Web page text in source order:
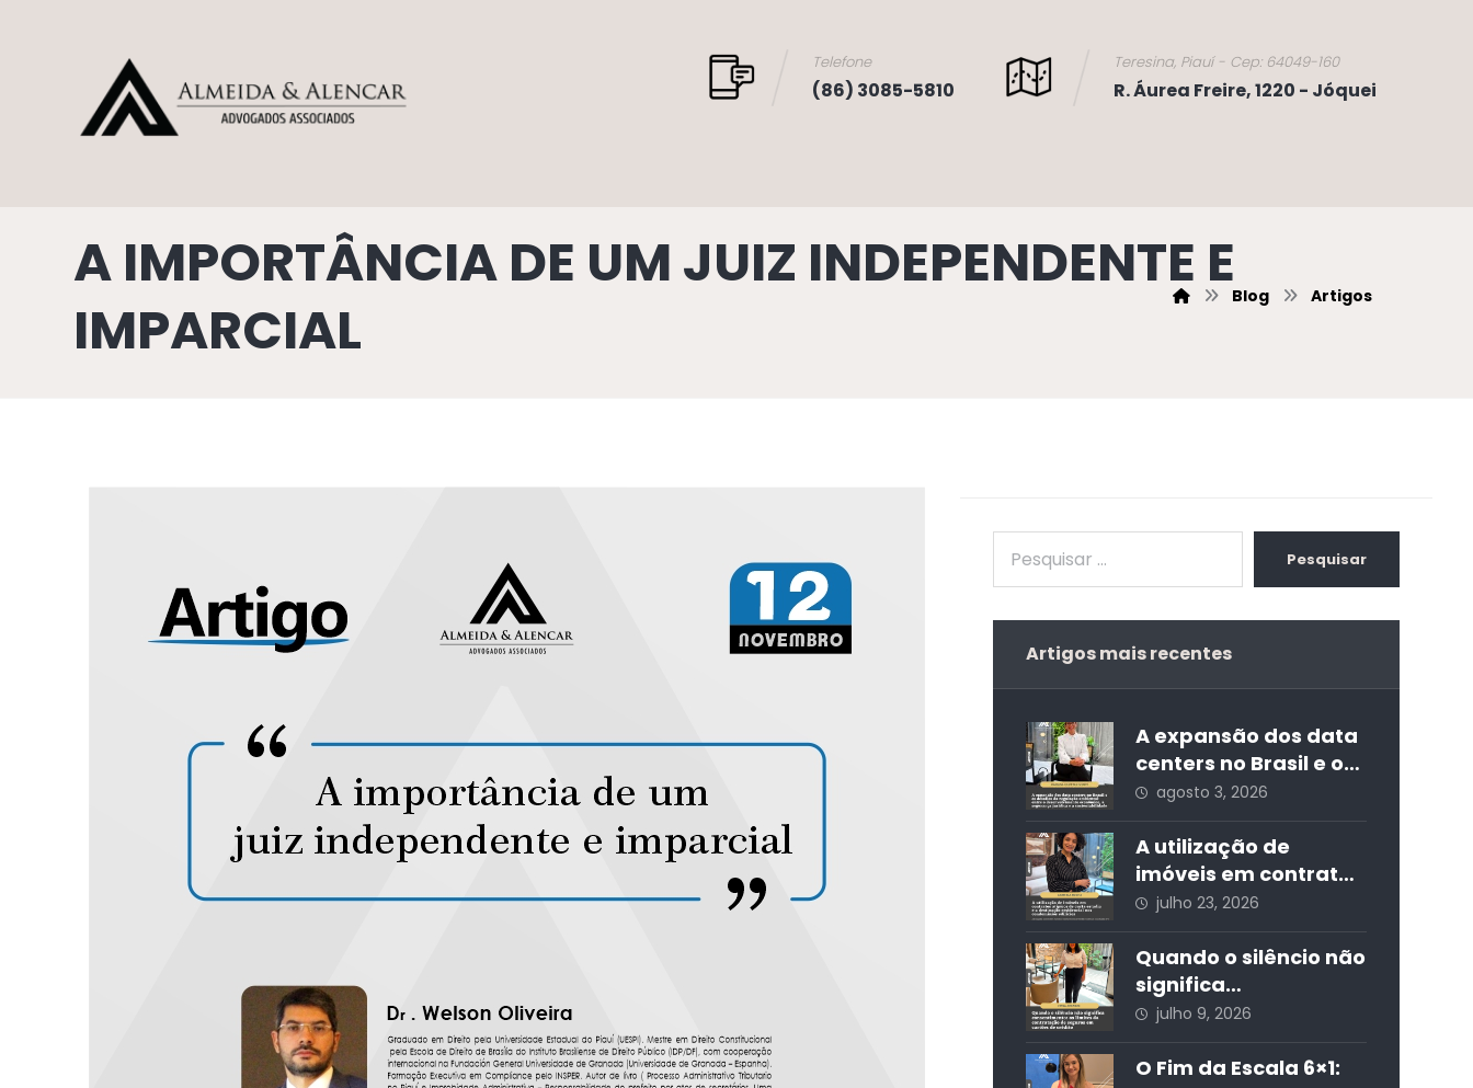
Teresina, Piauí - Cep: 64049-160
R. Áurea Freire, 1220 - Jóquei
Telefone
(86) 3085-5810
A IMPORTÂNCIA DE UM JUIZ INDEPENDENTE E
IMPARCIAL
Blog Artigos
Pesquisar
Artigos mais recentes
A expansão dos data
centers no Brasil e os
desafios da
regulação ambiental:
entre o
desenvolvimento
econômico, a
segurança jurídica e
a sustentabilidade
agosto 3, 2026
A utilização de
imóveis em contratos
atípicos de curta
estadia e a
destinação
residencial nos
condomínios edilícios
julho 23, 2026
Quando o silêncio não
significa
consentimento: os
limites da
contratação de
julho 9, 2026
O Fim da Escala 6×1: